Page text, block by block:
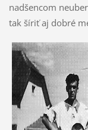
nadšencom
tak šíriť aj dobré